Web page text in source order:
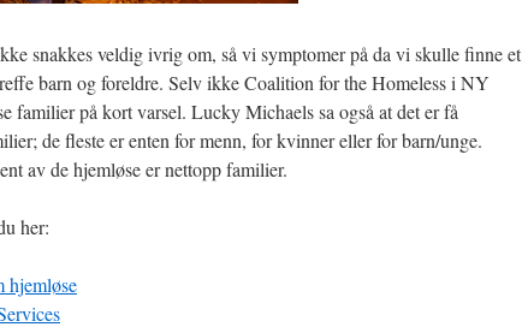
snakkes veldig ivrig om, så vi symptomer på da vi skulle finne et
barn og foreldre. Selv ikke Coalition for the Homeless i NY
familier på kort varsel. Lucky Michaels sa også at det er få
de fleste er enten for menn, for kvinner eller for barn/unge.
av de hjemløse er nettopp familier.
her:
hjemløse